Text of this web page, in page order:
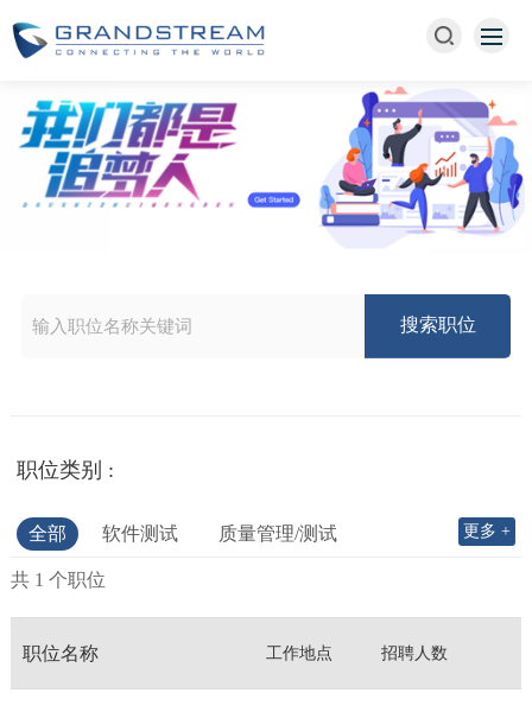
职位类别 :
全部 软件测试
质量管理/测试
硬件研发
更多 +
共 1 个职位
职位名称 工作地点 招聘人数